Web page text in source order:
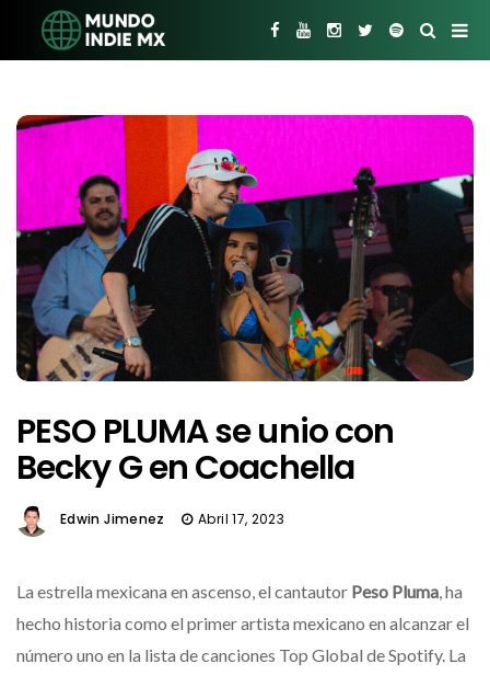
PESO PLUMA se unio con
Becky G en Coachella
Edwin Jimenez Abril 17, 2023
La estrella mexicana en ascenso, el cantautor Peso Pluma, ha
hecho historia como el primer artista mexicano en alcanzar el
número uno en la lista de canciones Top Global de Spotify. La